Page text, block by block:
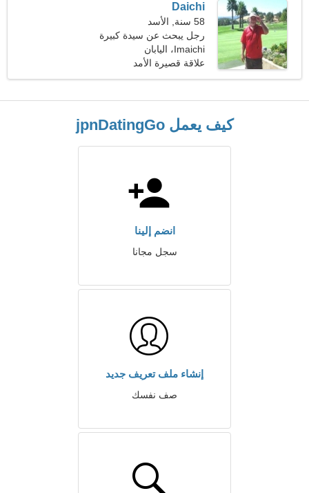
Daichi
58 سنة, الأسد
رجل يبحث عن سيدة كبيرة
49-54
Imaichi، اليابان
علاقة قصيرة الأمد
كيف يعمل jpnDatingGo
انضم إلينا
سجل مجانا
إنشاء ملف تعريف جديد
صف نفسك